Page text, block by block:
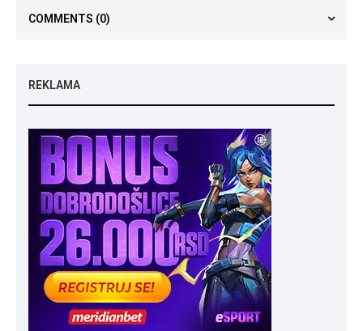
COMMENTS (0)
REKLAMA